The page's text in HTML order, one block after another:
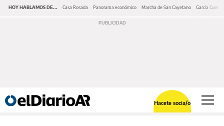
HOY HABLAMOS DE... Casa Rosada Panorama económico Marcha de San Cayetano García Cuerva
Hacete socia/o